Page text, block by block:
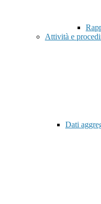
Attività e
Dati